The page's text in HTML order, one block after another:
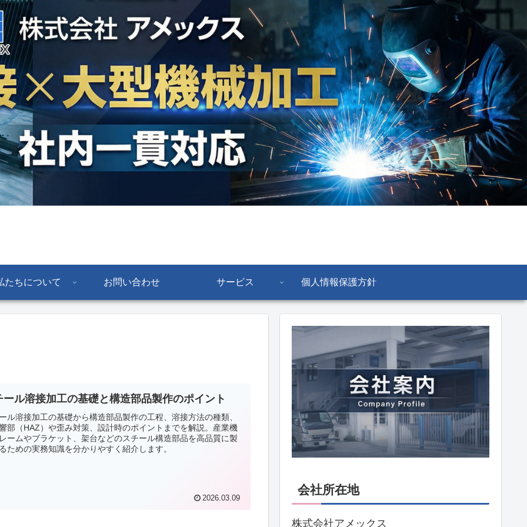
たちについて お問い合わせ サービス 個人情報保護方針
ール溶接加工の基礎と構造部品製作のポイント
ル溶接加工の基礎から構造部品製作の工程、溶接方法の種類、
部（HAZ）や歪み対策、設計時のポイントまでを解説。産業機
ームやブラケット、架台などのスチール構造部品を高品質に製
ための実務知識を分かりやすく紹介します。
2026.03.09
会社所在地
株式会社アメックス